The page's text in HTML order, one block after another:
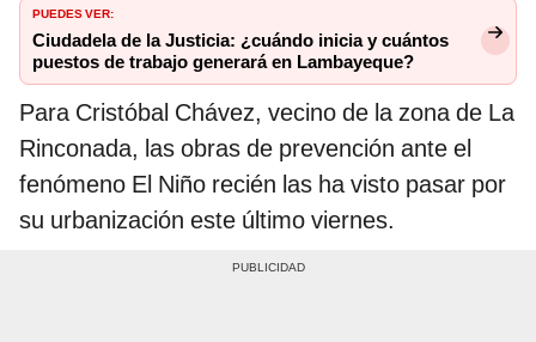
PUEDES VER:
Ciudadela de la Justicia: ¿cuándo inicia y cuántos
puestos de trabajo generará en Lambayeque?
Para Cristóbal Chávez, vecino de la zona de La
Rinconada, las obras de prevención ante el
fenómeno El Niño recién las ha visto pasar por
su urbanización este último viernes.